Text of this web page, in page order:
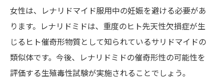
女性は、レナリドマイド服用中の妊娠を避ける必要があ
ります。レナリドミドは、重度のヒト先天性欠損症が生
じるヒト催奇形物質として知られているサリドマイドの
類似体です。今後、レナリドミドの催奇形性の可能性を
評価する生殖毒性試験が実施されることでしょう。